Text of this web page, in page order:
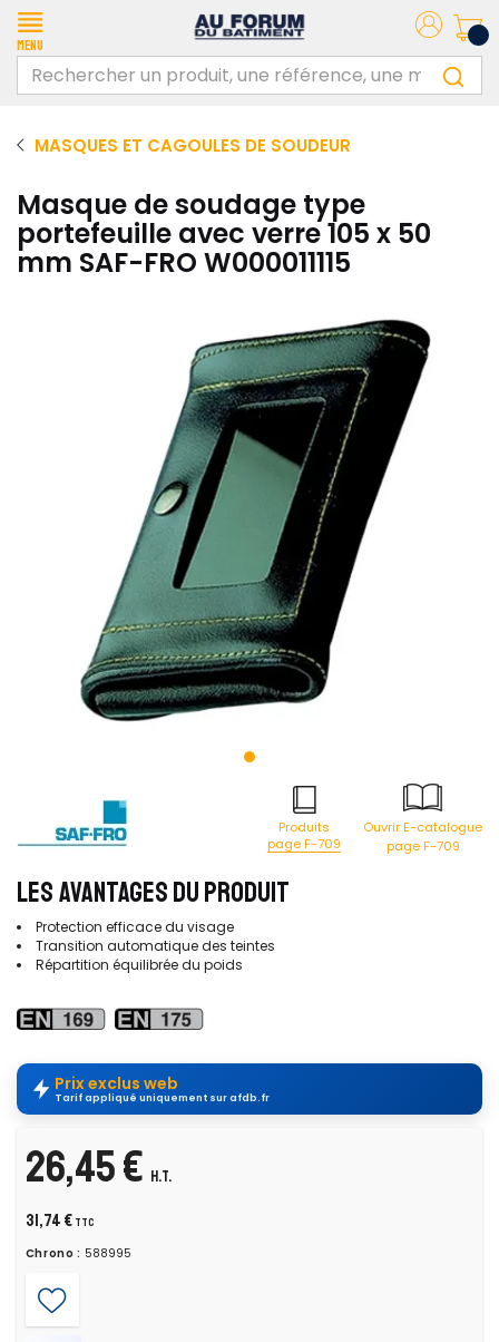
Menu
MASQUES ET CAGOULES DE SOUDEUR
Masque de soudage type
portefeuille avec verre 105 x 50
mm SAF-FRO W000011115
Produits
page F-709
Ouvrir E-catalogue
page F-709
LES AVANTAGES DU PRODUIT
Protection efficace du visage
Transition automatique des teintes
Répartition équilibrée du poids
Prix exclus web
Tarif appliqué uniquement sur afdb.fr
26,45 € H.T.
31,74 € TTC
Chrono : 588995